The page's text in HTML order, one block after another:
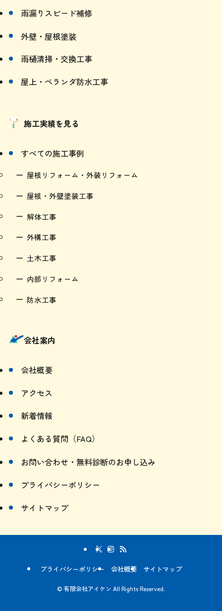
雨漏りスピード補修
外壁・屋根塗装
雨樋清掃・交換工事
屋上・ベランダ防水工事
施工実績を見る
すべての施工事例
屋根リフォーム・外装リフォーム
屋根・外壁塗装工事
解体工事
外構工事
土木工事
内部リフォーム
防水工事
会社案内
会社概要
アクセス
新着情報
よくある質問（FAQ）
お問い合わせ・無料診断のお申し込み
プライバシーポリシー
サイトマップ
プライバシーポリシー 会社概要 サイトマップ
© 有限会社アイケン All Rights Reserved.